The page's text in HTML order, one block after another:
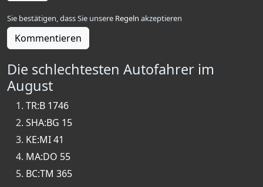
Sie bestätigen, dass Sie unsere Regeln akzeptieren
Kommentieren
Die schlechtesten Autofahrer im
August
TR:B 1746
SHA:BG 15
KE:MI 41
MA:DO 55
BC:TM 365